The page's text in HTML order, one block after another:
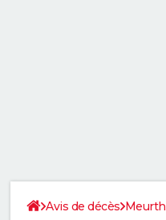
Avis de décès